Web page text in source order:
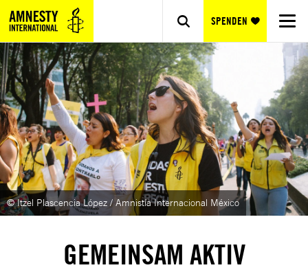
SPENDEN
© Itzel Plascencia López / Amnistía Internacional México
GEMEINSAM AKTIV